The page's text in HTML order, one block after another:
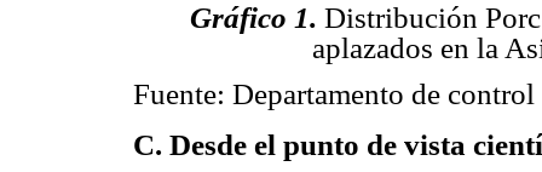
Gráfico 1. Distribución
aplazados en la
Fuente: Departamento de
C. Desde el punto de vista